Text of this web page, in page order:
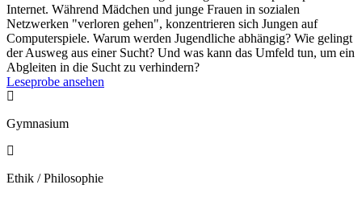
Internet. Während Mädchen und junge Frauen in sozialen
Netzwerken "verloren gehen", konzentrieren sich Jungen auf
Computerspiele. Warum werden Jugendliche abhängig? Wie gelingt
der Ausweg aus einer Sucht? Und was kann das Umfeld tun, um ein
Abgleiten in die Sucht zu verhindern?
Leseprobe ansehen

Gymnasium

Ethik / Philosophie